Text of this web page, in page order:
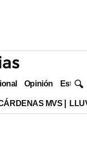
Opinión Estilo
MVS